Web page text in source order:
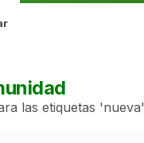
las etiquetas